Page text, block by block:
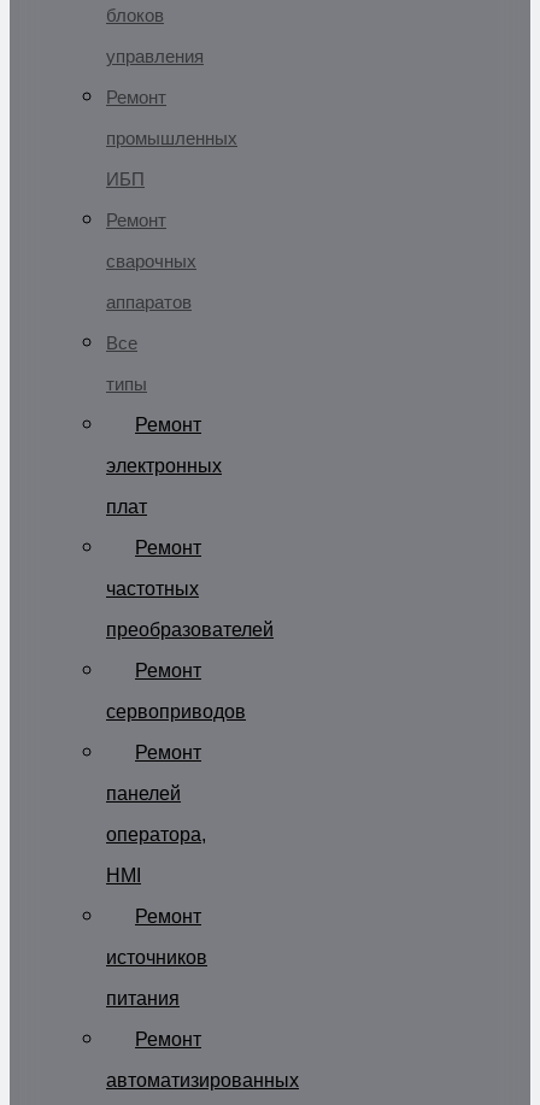
блоков
управления
Ремонт
промышленных
ИБП
Ремонт
сварочных
аппаратов
Все
типы
Ремонт
электронных
плат
Ремонт
частотных
преобразователей
Ремонт
сервоприводов
Ремонт
панелей
оператора,
HMI
Ремонт
источников
питания
Ремонт
автоматизированных